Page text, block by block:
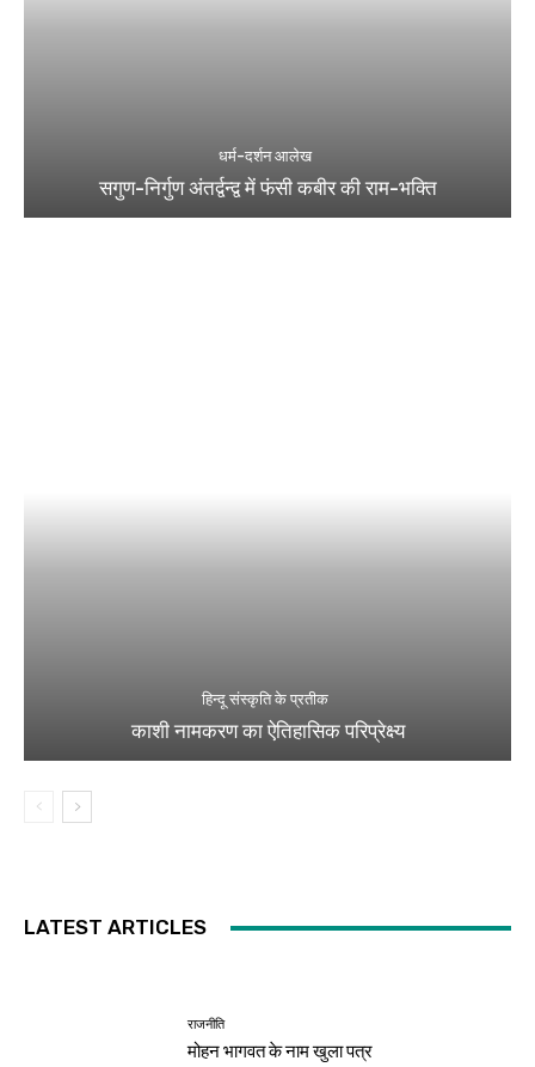
धर्म-दर्शन आलेख
सगुण-निर्गुण अंतर्द्वन्द्व में फंसी कबीर की राम-भक्ति
हिन्दू संस्कृति के प्रतीक
काशी नामकरण का ऐतिहासिक परिप्रेक्ष्य
LATEST ARTICLES
राजनीति
मोहन भागवत के नाम खुला पत्र